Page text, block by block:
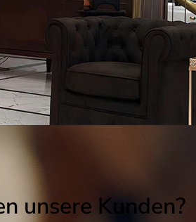
unsere Kunden?